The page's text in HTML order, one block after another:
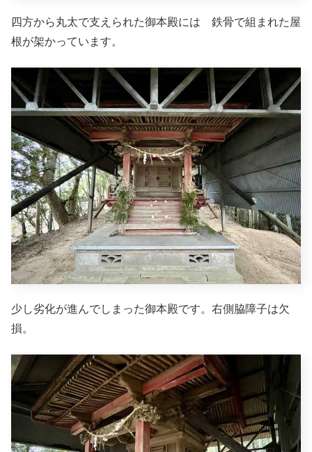
四方から丸太で支えられた御本殿には 鉄骨で組まれた屋
根が架かっています。
少し劣化が進んでしまった御本殿です。右側脇障子は欠
損。